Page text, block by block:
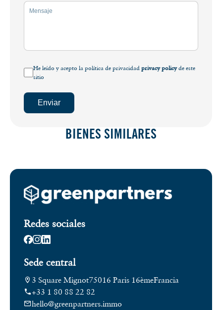
He leído y acepto la política de privacidad privacy policyde este
sitio
Enviar
BIENES SIMILARES
Redes sociales
Sede central
3 Square Mignot75016 Paris 16èmeFrancia
+33 1 80 88 22 82
hello@greenpartners.immo